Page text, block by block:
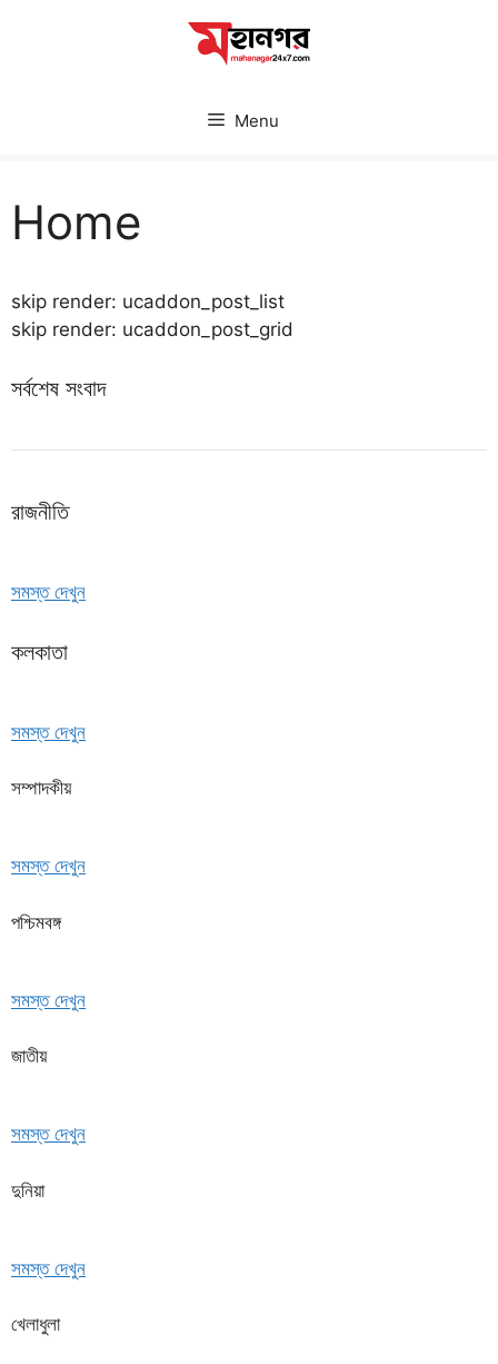
Menu
Home
skip render: ucaddon_post_list
skip render: ucaddon_post_grid
সর্বশেষ সংবাদ
রাজনীতি
সমস্ত দেখুন
কলকাতা
সমস্ত দেখুন
সম্পাদকীয়
সমস্ত দেখুন
পশ্চিমবঙ্গ
সমস্ত দেখুন
জাতীয়
সমস্ত দেখুন
দুনিয়া
সমস্ত দেখুন
খেলাধুলা